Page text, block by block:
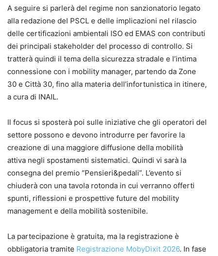
A seguire si parlerà del regime non sanzionatorio legato
alla redazione del PSCL e delle implicazioni nel rilascio
delle certificazioni ambientali ISO ed EMAS con contributi
dei principali stakeholder del processo di controllo. Si
tratterà quindi il tema della sicurezza stradale e l’intima
connessione con i mobility manager, partendo da Zone
30 e Città 30, fino alla materia dell’infortunistica in itinere,
a cura di INAIL.
Il focus si sposterà poi sulle iniziative che gli operatori del
settore possono e devono introdurre per favorire la
creazione di una maggiore diffusione della mobilità
attiva negli spostamenti sistematici. Quindi vi sarà la
consegna del premio “Pensieri&pedali”. L’evento si
chiuderà con una tavola rotonda in cui verranno offerti
spunti, riflessioni e prospettive future del mobility
management e della mobilità sostenibile.
La partecipazione è gratuita, ma la registrazione è
obbligatoria tramite Registrazione MobyDixit 2026. In fase